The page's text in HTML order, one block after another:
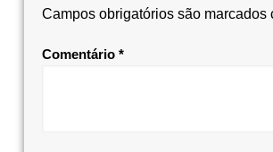
Campos obrigatórios são marcados
Comentário *